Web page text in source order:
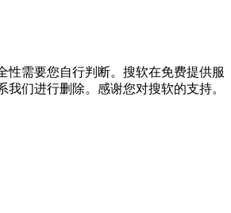
性需要您自行判断。搜软在免费提供服
们进行删除。感谢您对搜软的支持。